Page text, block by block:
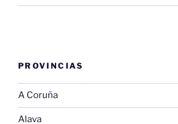
PROVINCIAS
A Coruña
Alava